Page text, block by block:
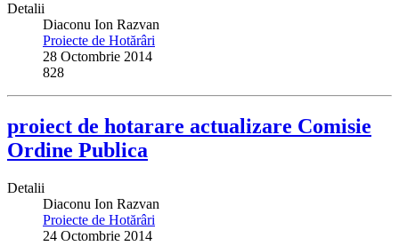
Detalii
Diaconu Ion Razvan
Proiecte de Hotărâri
28 Octombrie 2014
828
proiect de hotarare actualizare Comisie
Ordine Publica
Detalii
Diaconu Ion Razvan
Proiecte de Hotărâri
24 Octombrie 2014